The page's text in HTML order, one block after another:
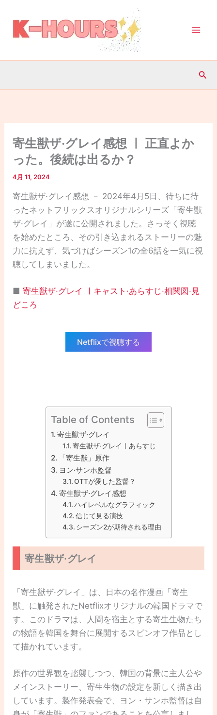
キ
プ
検
寄生獣ザ·グレイ感想 ㅣ 正直よか
った。後続は出るか？
4月 11, 2024
寄生獣ザ·グレイ感想 － 2024年4月5日、待ちに待
ったネットフリックスオリジナルシリーズ「寄生獣
ザ·グレイ」が遂に公開されました。さっそく視聴
を始めたところ、その引き込まれるストーリーの魅
力に抗えず、気づけばシーズン1の全6話を一気に視
聴してしまいました。
■寄生獣ザ·グレイ ㅣキャスト·あらすじ·相関図·見
どころ
Netflixで視聴する
Table of Contents
寄生獣ザ·グレイ
寄生獣ザ·グレイㅣあらすじ
「寄生獣」原作
ヨン·サンホ監督
OTTが愛した監督？
寄生獣ザ·グレイ感想
ハイレベルなグラフィック
信じて見る演技
シーズン2が期待される理由
寄生獣ザ·グレイ
「寄生獣ザ·グレイ」は、日本の名作漫画「寄生
獣」に触発されたNetflixオリジナルの韓国ドラマで
す。このドラマは、人間を宿主とする寄生生物たち
の物語を韓国を舞台に展開するスピンオフ作品とし
て描かれています。
原作の世界観を踏襲しつつ、韓国の背景に主人公や
メインストーリー、寄生生物の設定を新しく描き出
しています。製作発表会で、ヨン・サンホ監督は自